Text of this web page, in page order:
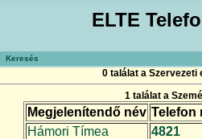
ELTE
Keresés
0 találat a Szervezeti
1 találat a
Megjelenítendő név Telefon
Hámori Tímea
4821